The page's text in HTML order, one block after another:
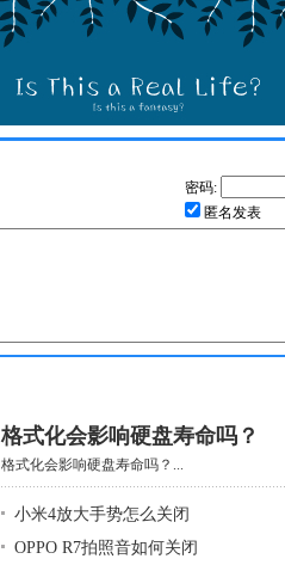
密码:
匿名发表
格式化会影响硬盘寿命吗？
格式化会影响硬盘寿命吗？...
小米4放大手势怎么关闭
OPPO R7拍照音如何关闭